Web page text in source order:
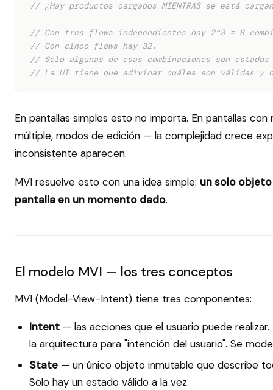
// ¿Hay productos cargados MIENTRAS se está
// Con tres flows independientes hay 2^3 = 8
// Con cinco flows hay 32.
// Solo algunas de esas combinaciones son
// La UI tiene que adivinar cuáles son válidas y
En pantallas simples esto no importa. En pantallas
múltiple, modos de edición — la complejidad crece
inconsistente aparecen.
MVI resuelve esto con una idea simple: un solo
pantalla en un momento dado.
El modelo MVI — los tres conceptos
MVI (Model-View-Intent) tiene tres componentes:
Intent — las acciones que el usuario puede
la arquitectura para "intención del usuario". Se
State — un único objeto inmutable que describe
Solo hay un estado válido a la vez.